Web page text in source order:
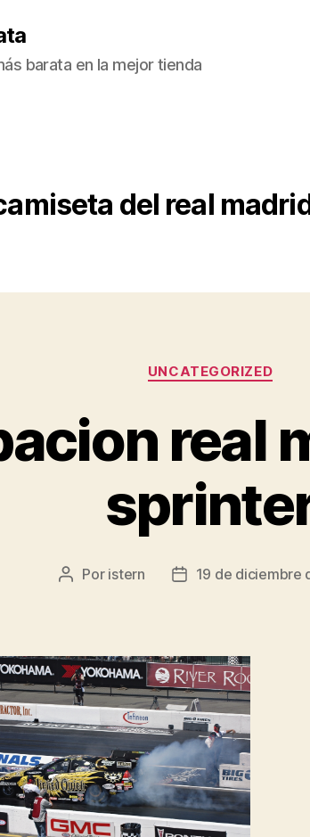
barata en la mejor tienda
del real
Categorías
UNCATEGORIZED
real
Autor
Por istern
Fecha19 de diciembre